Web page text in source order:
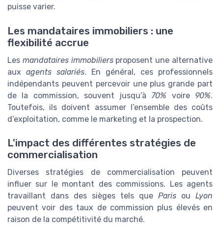
puisse varier.
Les mandataires immobiliers : une
flexibilité accrue
Les mandataires immobiliersproposent une alternative
aux agents salariés. En général, ces professionnels
indépendants peuvent percevoir une plus grande part
de la commission, souvent jusqu’à 70% voire 90%.
Toutefois, ils doivent assumer l’ensemble des coûts
d’exploitation, comme le marketing et la prospection.
L'impact des différentes stratégies de
commercialisation
Diverses stratégies de commercialisation peuvent
influer sur le montant des commissions. Les agents
travaillant dans des sièges tels que Paris ou Lyon
peuvent voir des taux de commission plus élevés en
raison de la compétitivité du marché.